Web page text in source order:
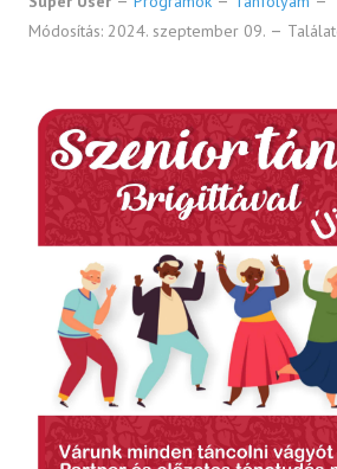
Módosítás: 2024. szeptember 09.